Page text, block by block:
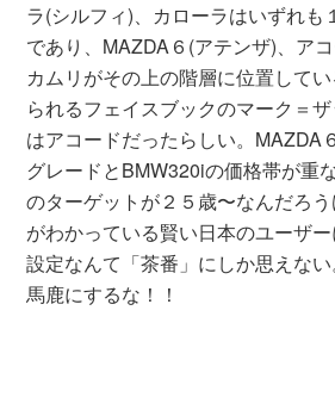
ラ(シルフィ)、カローラはいずれも
であり、MAZDA６(アテンザ)、アコ
カムリがその上の階層に位置して
られるフェイスブックのマーク＝
はアコードだったらしい。MAZDA
グレードとBMW320iの価格帯が重
のターゲットが２５歳〜なんだろ
がわかっている賢い日本のユーザ
設定なんて「茶番」にしか思えな
馬鹿にするな！！